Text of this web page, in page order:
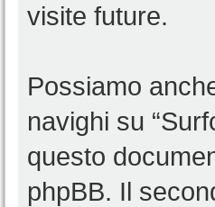
visite future.
Possiamo
navighi su
questo
phpBB. Il